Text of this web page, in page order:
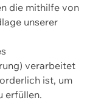
die mithilfe von
unserer
verarbeitet
ist, um
erfüllen.